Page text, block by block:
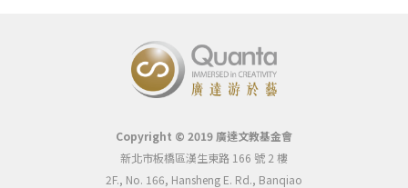
Copyright © 2019 廣達文教基金會
新北市板橋區漢生東路 166 號 2 樓
2F., No. 166, Hansheng E. Rd., Banqiao